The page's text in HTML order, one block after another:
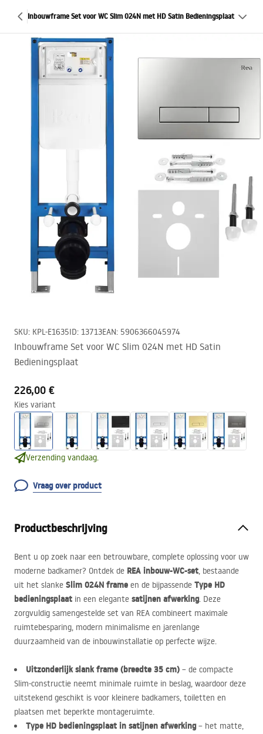
Inbouwframe Set voor WC Slim 024N met HD Satin Bedieningsplaat
SKU: KPL-E1635ID: 13713EAN: 5906366045974
Inbouwframe Set voor WC Slim 024N met HD Satin
Bedieningsplaat
226,00 €
Kies variant
Verzending vandaag.
Vraag over product
Productbeschrijving
Bent u op zoek naar een betrouwbare, complete oplossing voor uw
moderne badkamer? Ontdek de REA inbouw-WC-set, bestaande
uit het slanke Slim 024N frame en de bijpassende Type HD
bedieningsplaat in een elegante satijnen afwerking. Deze
zorgvuldig samengestelde set van REA combineert maximale
ruimtebesparing, modern minimalisme en jarenlange
duurzaamheid van de inbouwinstallatie op perfecte wijze.
Uitzonderlijk slank frame (breedte 35 cm) – de compacte
Slim-constructie neemt minimale ruimte in beslag, waardoor deze
uitstekend geschikt is voor kleinere badkamers, toiletten en
plaatsen met beperkte montageruimte.
Type HD bedieningsplaat in satijnen afwerking– het matte,